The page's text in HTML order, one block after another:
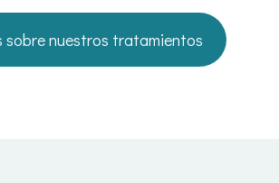
sobre nuestros tratamientos